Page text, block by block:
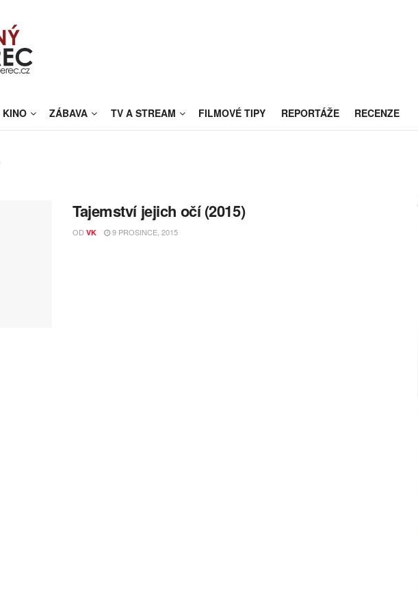
KINO ZÁBAVA TV A STREAM FILMOVÉ TIPY REPORTÁŽE RECENZE
Tajemství jejich očí (2015)
OD VK 9 PROSINCE, 2015